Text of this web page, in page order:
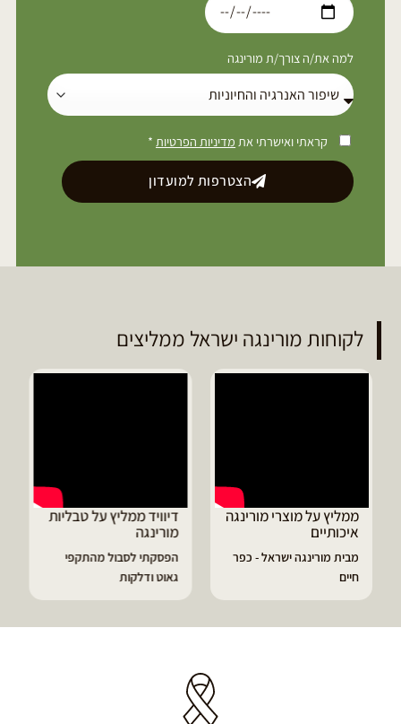
למה את/ה צורך/ת מורינגה
קראתי ואישרתי את מדיניות הפרטיות *
הצטרפות למועדון
לקוחות מורינגה ישראל ממליצים
ממליץ על מוצרי מורינגה
איכותיים
מבית מורינגה ישראל - כפר
חיים
דיוויד ממליץ על טבליות
מורינגה
הפסקתי לסבול מהתקפי
גאוט ודלקות